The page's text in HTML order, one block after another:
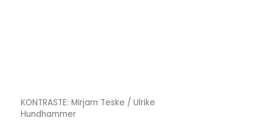
KONTRASTE: Mirjam Teske / Ulrike
Hundhammer